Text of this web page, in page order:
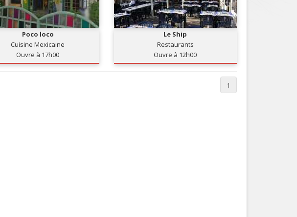
Mode, ...
Loisirs
Services
Tourisme, ...
Nice le petit Marais Niçois
Nice la plaine du Var
Nice Aéroport
Poco loco
Cuisine Mexicaine
Ouvre à 17h00
Le Ship
Restaurants
Ouvre à 12h00
1